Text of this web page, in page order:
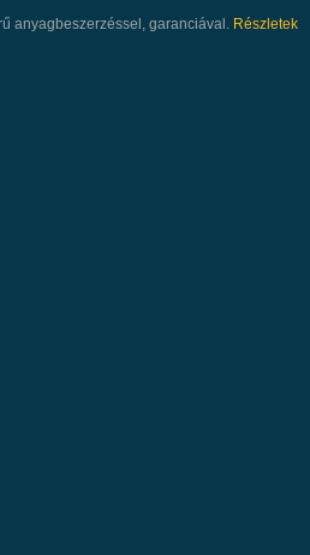
anyagbeszerzéssel, garanciával. Részletek